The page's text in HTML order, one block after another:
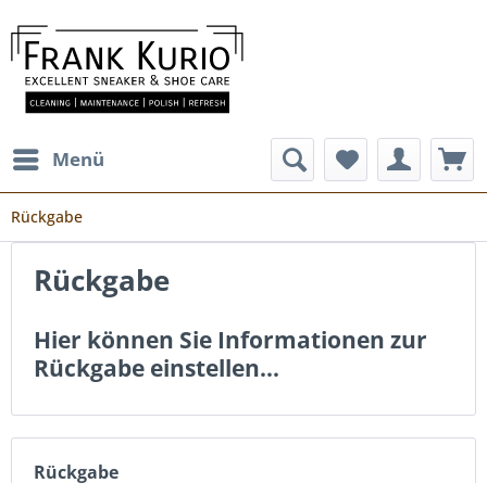
Menü
Rückgabe
Rückgabe
Hier können Sie Informationen zur
Rückgabe einstellen...
Rückgabe